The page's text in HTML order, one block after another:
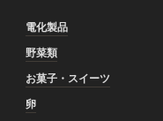
電化製品
野菜類
お菓子・スイーツ
卵